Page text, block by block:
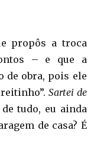
propôs a troca
– e que a
de obra, pois ele
Sartei de
tudo, eu ainda
de casa? É